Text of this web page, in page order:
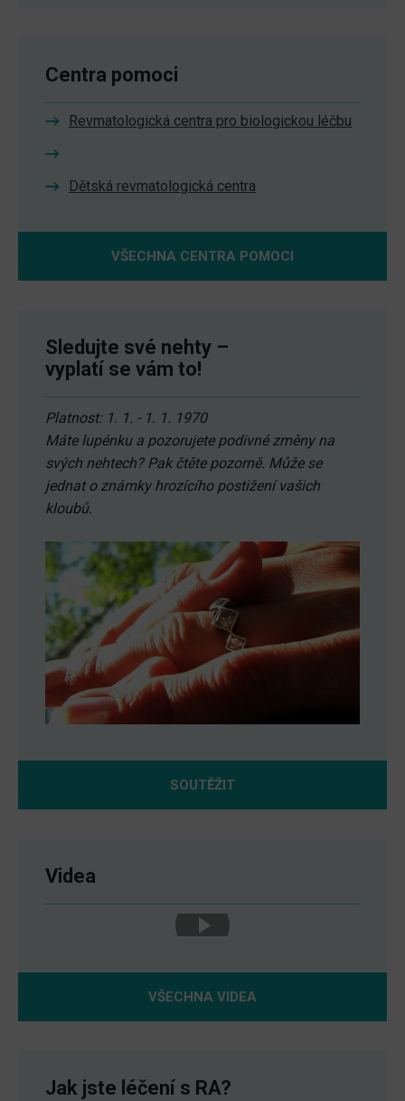
Centra pomoci
Revmatologická centra pro biologickou léčbu
Dětská revmatologická centra
VŠECHNA CENTRA POMOCI
Sledujte své nehty –
vyplatí se vám to!
Platnost: 1. 1. - 1. 1. 1970
Máte lupénku a pozorujete podivné změny na
svých nehtech? Pak čtěte pozorně. Může se
jednat o známky hrozícího postižení vašich
kloubů.
SOUTĚŽIT
Videa
VŠECHNA VIDEA
Jak jste léčení s RA?